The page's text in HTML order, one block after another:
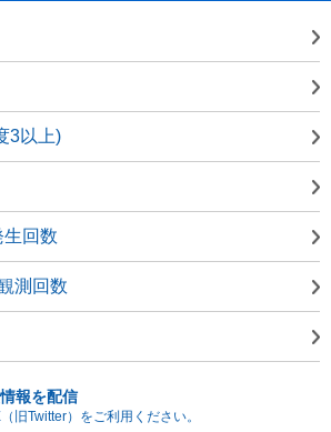
3以上)
回数
測回数
報を配信
旧Twitter）をご利用ください。